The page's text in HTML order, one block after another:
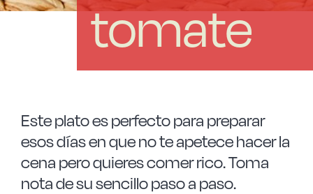
tomate
Este plato es perfecto para preparar
esos días en que no te apetece hacer la
cena pero quieres comer rico. Toma
nota de su sencillo paso a paso.